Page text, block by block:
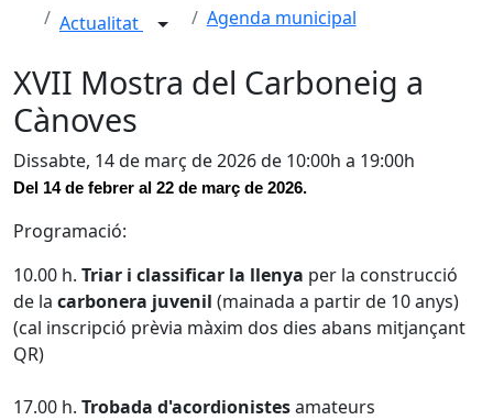
Actualitat Agenda municipal
XVII Mostra del Carboneig a
Cànoves
Dissabte, 14 de març de 2026 de 10:00h a 19:00h
Del 14 de febrer al 22 de març de 2026.
Programació:
10.00 h. Triar i classificar la llenya per la construcció
de la carbonera juvenil (mainada a partir de 10 anys)
(cal inscripció prèvia màxim dos dies abans mitjançant
QR)
17.00 h. Trobada d'acordionistesamateurs